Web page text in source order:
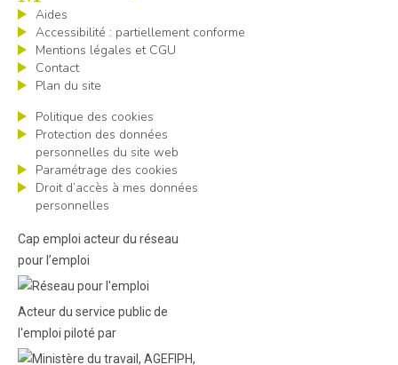
Aides
Accessibilité : partiellement conforme
Mentions légales et CGU
Contact
Plan du site
Politique des cookies
Protection des données
personnelles du site web
Paramétrage des cookies
Droit d’accès à mes données
personnelles
Cap emploi acteur du réseau
pour l’emploi
Acteur du service public de
l'emploi piloté par